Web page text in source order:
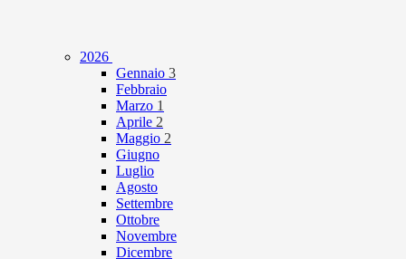
2026
Gennaio 3
Febbraio
Marzo 1
Aprile 2
Maggio 2
Giugno
Luglio
Agosto
Settembre
Ottobre
Novembre
Dicembre